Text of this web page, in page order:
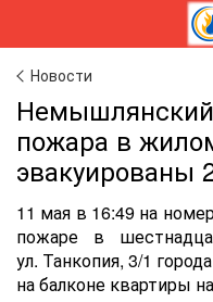
Новости
пожара в
эвакуированы
11 мая в 16:49 на
пожаре в
ул. Танкопия, 3/1
на балконе квартиры